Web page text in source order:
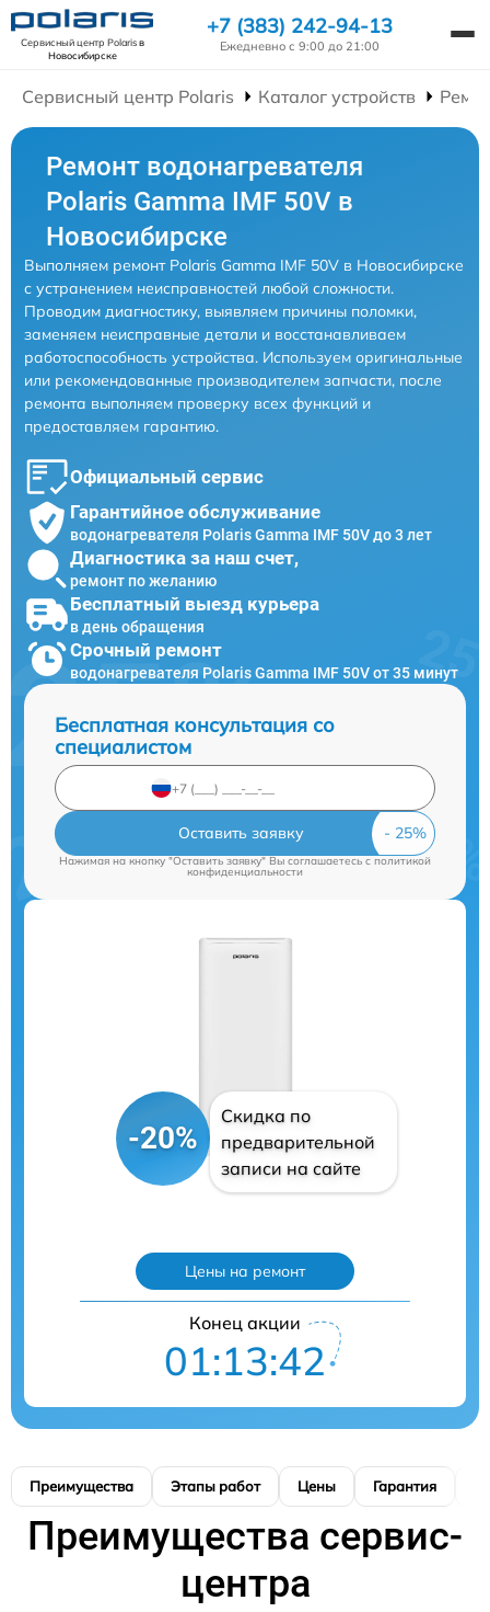
Сервисный центр Polarisв
Новосибирске
+7 (383) 242-94-13
Ежедневно с 9:00 до 21:00
Сервисный центр Polaris Каталог устройств
Ремонт водонагревателя
Polaris Gamma IMF 50V в
Новосибирске
Выполняем ремонт Polaris Gamma IMF 50V в Новосибирске
с устранением неисправностей любой сложности.
Проводим диагностику, выявляем причины поломки,
заменяем неисправные детали и восстанавливаем
работоспособность устройства. Используем оригинальные
или рекомендованные производителем запчасти, после
ремонта выполняем проверку всех функций и
предоставляем гарантию.
Официальный сервис
Гарантийное обслуживание
водонагревателя Polaris Gamma IMF 50V до 3 лет
Диагностика за наш счет,
ремонт по желанию
Бесплатный выезд курьера
в день обращения
Срочный ремонт
водонагревателя Polaris Gamma IMF 50V от 35 минут
Бесплатная консультация со
специалистом
Оставить заявку
Нажимая на кнопку "Оставить заявку" Вы соглашаетесь cполитикой
конфиденциальности
-20%
Скидка по
предварительной
записи на сайте
Цены на ремонт
Конец акции
01:13:41
Преимущества Этапы работ Цены Гарантия
Преимущества сервис-
центра